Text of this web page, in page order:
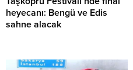
heyecanı: Bengü ve Edis
sahne alacak